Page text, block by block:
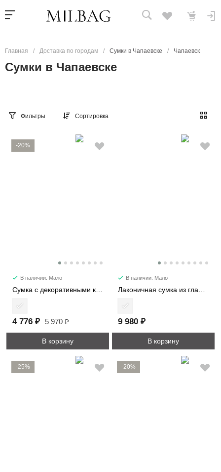
Главная / Доставка по городам / Сумки в Чапаевске / Чапаевск
Сумки в Чапаевске
Фильтры Сортировка
-20%
В наличии: Мало
Сумка с декоративными карманами 2480
4 776 ₽ 5 970 ₽
В корзину
В наличии: Мало
Лаконичная сумка из гладкой кожи 6512
9 980 ₽
В корзину
-25% -20%